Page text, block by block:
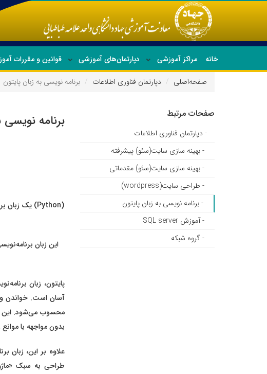
خانه مراکز آموزشی دپارتمان‌های آموزشی قوانین و مقررات
صفحه‌اصلی
دپارتمان فناوری اطلاعات برنامه نویسی به زبان پایتون
برنامه نویسی
پایتون، زبان
محسوب می‌شود. این
بدون مواجهه با
صفحات مرتبط
- دپارتمان فناوری اطلاعات
- بهینه سازی سایت(سئو) پیشرفته
- بهینه سازی سایت(سئو) مقدماتی
- طراحی سایت(wordpress)
- برنامه نویسی به زبان پایتون
- آموزش SQL server
- گروه شبکه